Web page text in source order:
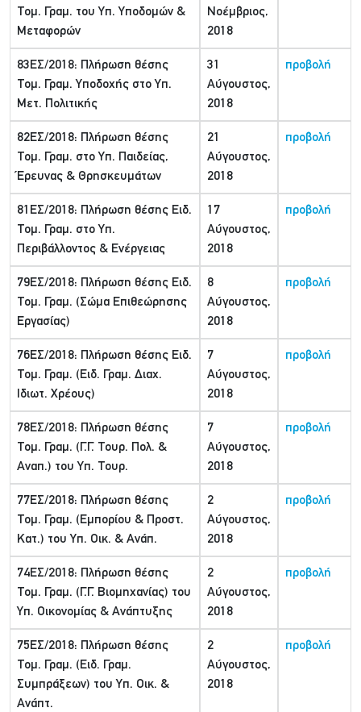
Τομ. Γραμ. του Υπ. Υποδομών &
Μεταφορών
Νοέμβριος,
2018
83ΕΣ/2018: Πλήρωση θέσης
Τομ. Γραμ. Υποδοχής στο Υπ.
Μετ. Πολιτικής
31
Αύγουστος,
2018
προβολή
82ΕΣ/2018: Πλήρωση θέσης
Τομ. Γραμ. στο Υπ. Παιδείας,
Έρευνας & Θρησκευμάτων
21
Αύγουστος,
2018
προβολή
81ΕΣ/2018: Πλήρωση θέσης Ειδ.
Τομ. Γραμ. στο Υπ.
Περιβάλλοντος & Ενέργειας
17
Αύγουστος,
2018
προβολή
79ΕΣ/2018: Πλήρωση θέσης Ειδ.
Τομ. Γραμ. (Σώμα Επιθεώρησης
Εργασίας)
8
Αύγουστος,
2018
προβολή
76ΕΣ/2018: Πλήρωση θέσης Ειδ.
Τομ. Γραμ. (Ειδ. Γραμ. Διαχ.
Ιδιωτ. Χρέους)
7
Αύγουστος,
2018
προβολή
78ΕΣ/2018: Πλήρωση θέσης
Τομ. Γραμ. (Γ.Γ. Τουρ. Πολ. &
Αναπ.) του Υπ. Τουρ.
7
Αύγουστος,
2018
προβολή
77ΕΣ/2018: Πλήρωση θέσης
Τομ. Γραμ. (Εμπορίου & Προστ.
Κατ.) του Υπ. Οικ. & Ανάπ.
2
Αύγουστος,
2018
προβολή
74ΕΣ/2018: Πλήρωση θέσης
Τομ. Γραμ. (Γ.Γ. Βιομηχανίας) του
Υπ. Οικονομίας & Ανάπτυξης
2
Αύγουστος,
2018
προβολή
75ΕΣ/2018: Πλήρωση θέσης
Τομ. Γραμ. (Ειδ. Γραμ.
Συμπράξεων) του Υπ. Οικ. &
Ανάπτ.
2
Αύγουστος,
2018
προβολή